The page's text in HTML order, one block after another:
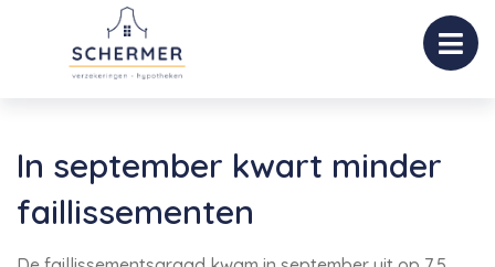
In september kwart minder
faillissementen